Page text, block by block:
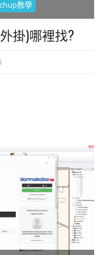
教學
掛)哪裡找?